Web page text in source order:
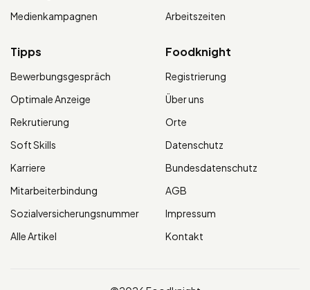
Medienkampagnen
Arbeitszeiten
Tipps
Bewerbungsgespräch
Optimale Anzeige
Rekrutierung
Soft Skills
Karriere
Mitarbeiterbindung
Sozialversicherungsnummer
Alle Artikel
Foodknight
Registrierung
Über uns
Orte
Datenschutz
Bundesdatenschutz
AGB
Impressum
Kontakt